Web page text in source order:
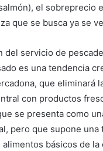
el sobreprecio
que se busca ya se
del servicio de
es una tendencia
que eliminará
con productos
se presenta como
pero que supone
básicos de la